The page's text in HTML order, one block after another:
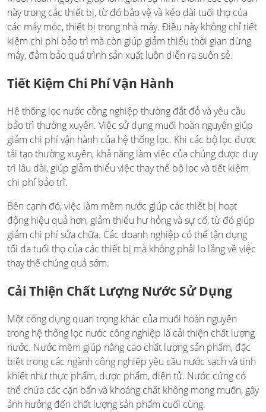
này trong các thiết bị, từ đó bảo vệ và kéo dài tuổi thọ của
các máy móc, thiết bị trong nhà máy. Điều này không chỉ tiết
kiệm chi phí bảo trì mà còn giúp giảm thiểu thời gian dừng
máy, đảm bảo quá trình sản xuất luôn diễn ra suôn sẻ.
Tiết Kiệm Chi Phí Vận Hành
Hệ thống lọc nước công nghiệp thường đắt đỏ và yêu cầu
bảo trì thường xuyên. Việc sử dụng muối hoàn nguyên giúp
giảm chi phí vận hành của hệ thống lọc. Khi các bộ lọc được
tái tạo thường xuyên, khả năng làm việc của chúng được duy
trì lâu dài, giúp giảm thiểu việc thay thế bộ lọc và tiết kiệm
chi phí bảo trì.
Bên cạnh đó, việc làm mềm nước giúp các thiết bị hoạt
động hiệu quả hơn, giảm thiểu hư hỏng và sự cố, từ đó giúp
giảm chi phí sửa chữa. Các doanh nghiệp có thể tận dụng
tối đa tuổi thọ của các thiết bị mà không phải lo lắng về việc
thay thế chúng quá sớm.
Cải Thiện Chất Lượng Nước Sử Dụng
Một công dụng quan trọng khác của muối hoàn nguyên
trong hệ thống lọc nước công nghiệp là cải thiện chất lượng
nước. Nước mềm giúp nâng cao chất lượng sản phẩm, đặc
biệt trong các ngành công nghiệp yêu cầu nước sạch và tinh
khiết như thực phẩm, dược phẩm, điện tử. Nước cứng có
thể chứa các cặn bẩn và khoáng chất không mong muốn, gây
ảnh hưởng đến chất lượng sản phẩm cuối cùng.